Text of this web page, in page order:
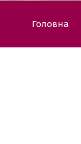
Головна